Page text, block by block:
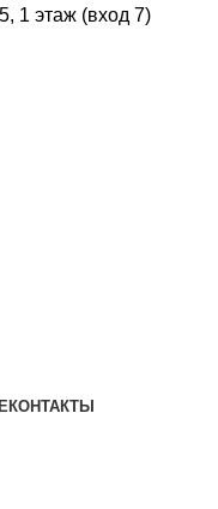
1 этаж (вход 7)
КОНТАКТЫ